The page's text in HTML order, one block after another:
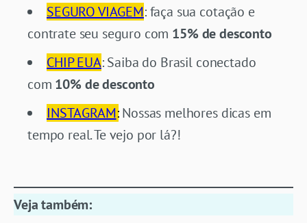
SEGURO VIAGEM: faça sua cotação e
contrate seu seguro com 15% de desconto
CHIP EUA: Saiba do Brasil conectado
com 10% de desconto
INSTAGRAM:Nossas melhores dicas em
tempo real. Te vejo por lá?!
Veja também: